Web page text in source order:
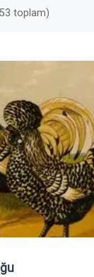
toplam)